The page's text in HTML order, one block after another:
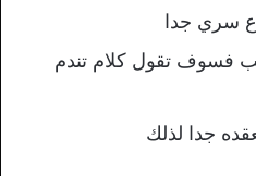
سري جدا
فسوف تقول كلام تندم
جدا لذلك